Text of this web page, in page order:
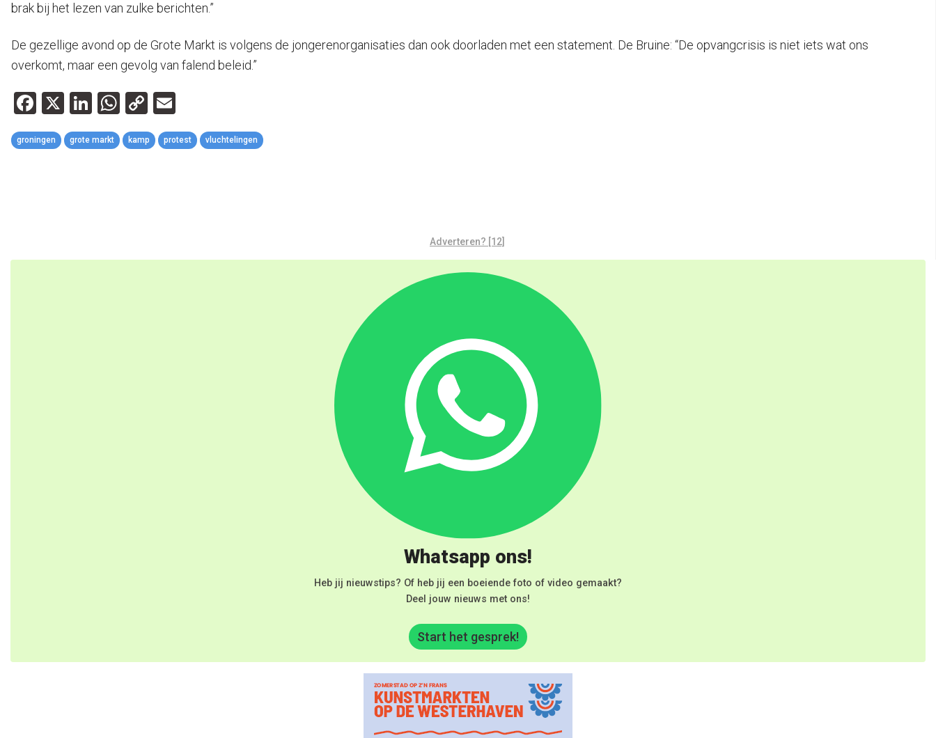
brak bij het lezen van zulke berichten.”
De gezellige avond op de Grote Markt is volgens de jongerenorganisaties dan ook doorladen met een statement. De Bruine: “De opvangcrisis is niet iets wat ons
overkomt, maar een gevolg van falend beleid.”
Facebook
X LinkedIn
WhatsApp
Copy
Link
groningen grote markt kamp protest vluchtelingen
Adverteren? [12]
Whatsapp ons!
Heb jij nieuwstips? Of heb jij een boeiende foto of video gemaakt?
Deel jouw nieuws met ons!
Start het gesprek!